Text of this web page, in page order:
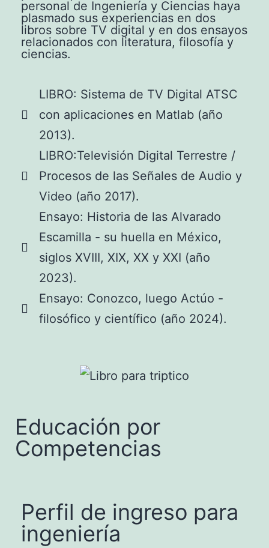
personal de Ingeniería y Ciencias haya
plasmado sus experiencias en dos
libros sobre TV digital y en dos ensayos
relacionados con literatura, filosofía y
ciencias.
LIBRO: Sistema de TV Digital ATSC
con aplicaciones en Matlab (año
2013).
LIBRO:Televisión Digital Terrestre /
Procesos de las Señales de Audio y
Video (año 2017).
Ensayo: Historia de las Alvarado
Escamilla - su huella en México,
siglos XVIII, XIX, XX y XXI (año
2023).
Ensayo: Conozco, luego Actúo -
filosófico y científico (año 2024).
Educación por
Competencias
Perfil de ingreso para
ingeniería